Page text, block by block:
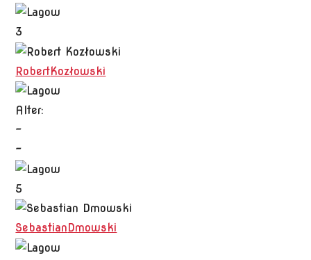
3
RobertKozłowski
Alter:
-
-
5
SebastianDmowski